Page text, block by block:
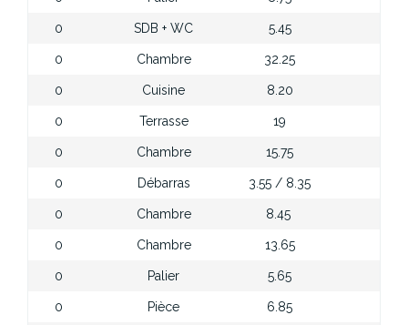
0 SDB + WC 5.45
0 Chambre 32.25
0 Cuisine 8.20
0 Terrasse 19
0 Chambre 15.75
0 Débarras 3.55 / 8.35
0 Chambre 8.45
0 Chambre 13.65
0 Palier 5.65
0 Pièce 6.85